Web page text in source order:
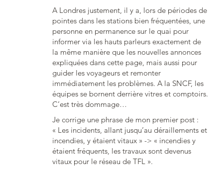
A Londres justement, il y a, lors de périodes de
pointes dans les stations bien fréquentées, une
personne en permanence sur le quai pour
informer via les hauts parleurs exactement de
la même manière que les nouvelles annonces
expliquées dans cette page, mais aussi pour
guider les voyageurs et remonter
immédiatement les problèmes. A la SNCF, les
équipes se bornent derrière vitres et comptoirs.
C’est très dommage…
Je corrige une phrase de mon premier post :
« Les incidents, allant jusqu’au déraillements et
incendies, y étaient vitaux » -> « incendies y
étaient fréquents, les travaux sont devenus
vitaux pour le réseau de TFL ».